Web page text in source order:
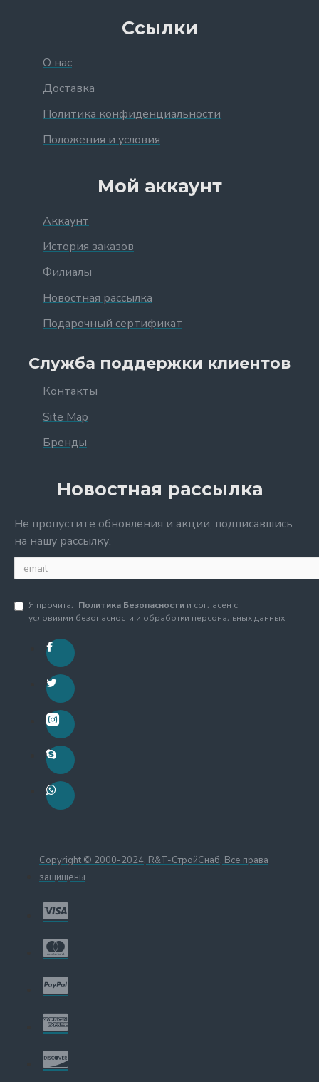
Ссылки
О нас
Доставка
Политика конфиденциальности
Положения и условия
Мой аккаунт
Аккаунт
История заказов
Филиалы
Новостная рассылка
Подарочный сертификат
Служба поддержки клиентов
Контакты
Site Map
Бренды
Новостная рассылка
Не пропустите обновления и акции, подписавшись
на нашу рассылку.
Я прочитал Политика Безопасности и согласен с
условиями безопасности и обработки персональных данных
Copyright © 2000-2024, R&T-СтройСнаб, Все права
защищены